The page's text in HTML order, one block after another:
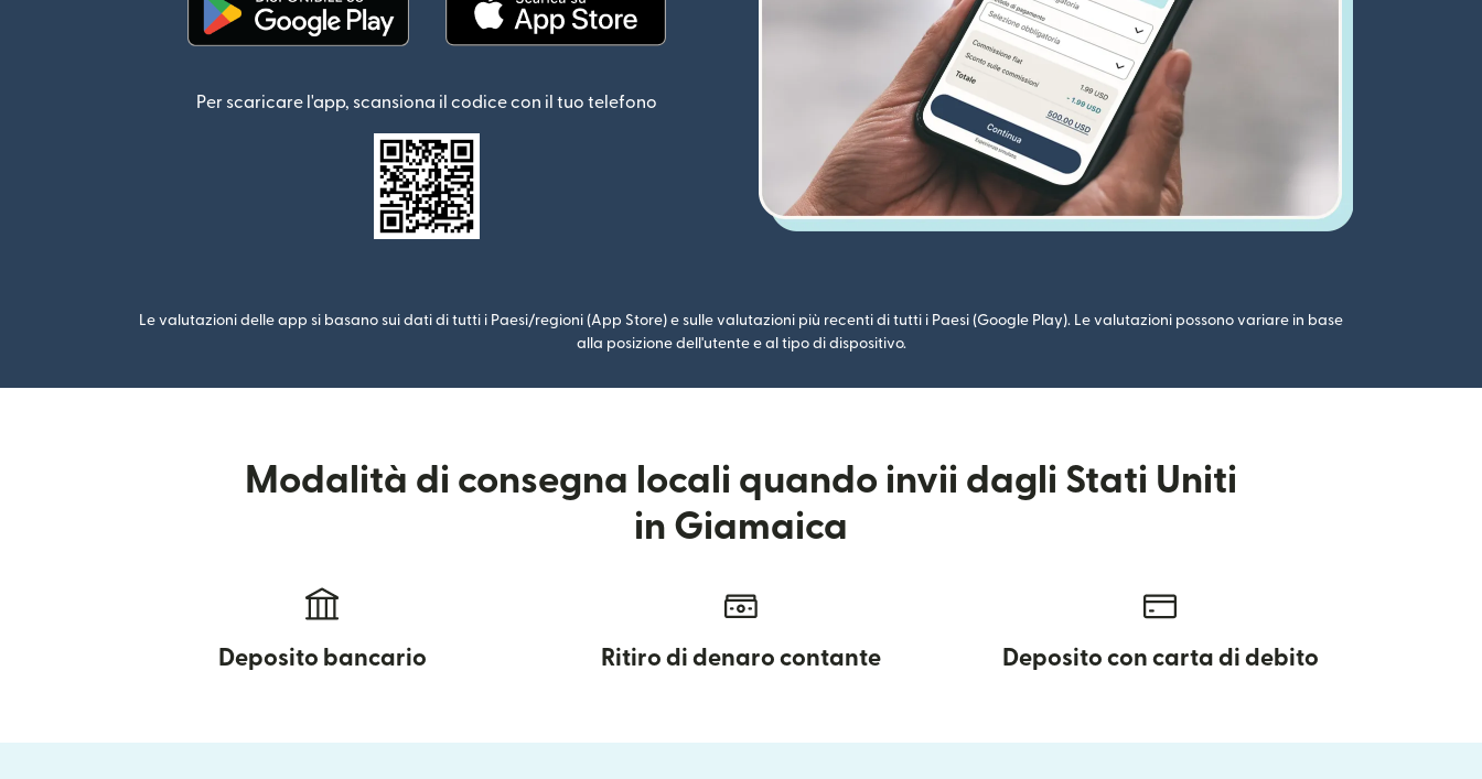
Per scaricare l'app, scansiona il codice con il tuo telefono
Le valutazioni delle app si basano sui dati di tutti i Paesi/regioni (App Store) e sulle valutazioni più recenti di tutti i Paesi (Google Play). Le valutazioni possono variare in base
alla posizione dell'utente e al tipo di dispositivo.
Modalità di consegna locali quando invii dagli Stati Uniti
in Giamaica
Deposito bancario Ritiro di denaro contante Deposito con carta di debito